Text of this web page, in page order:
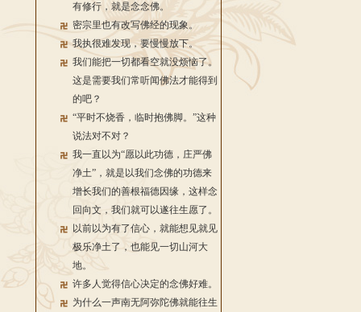
有修行，就是念念佛。
密宗里也有改写佛经的现象。
我执很难发现，要慢慢放下。
我们能把一切都看空就没烦恼了。
这是需要我们常听闻佛法才能得到
的吧？
“平时不烧香，临时抱佛脚。”这种
说法对不对？
我一直以为“愿以此功德，庄严佛
净土”，就是以我们念佛的功德来
增长我们的善根福德因缘，这样念
回向文，我们就可以遂往生愿了。
以前以为有了信心，就能想见就见
极乐净土了，也能见一切山河大
地。
许多人觉得信心决定的念佛好难。
为什么一声南无阿弥陀佛就能往生